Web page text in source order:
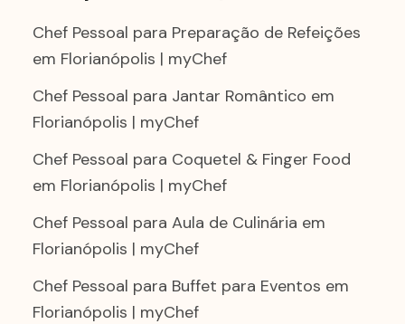
Chef Pessoal para Preparação de Refeições
em Florianópolis | myChef
Chef Pessoal para Jantar Romântico em
Florianópolis | myChef
Chef Pessoal para Coquetel & Finger Food
em Florianópolis | myChef
Chef Pessoal para Aula de Culinária em
Florianópolis | myChef
Chef Pessoal para Buffet para Eventos em
Florianópolis | myChef